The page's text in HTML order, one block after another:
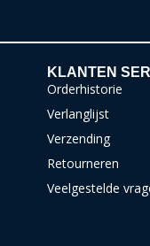
KLANTEN
Orderhistorie
Verlanglijst
Verzending
Retourneren
Veelgestelde